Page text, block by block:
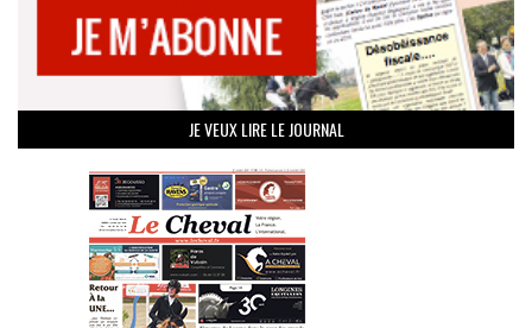
JE VEUX LIRE LE JOURNAL